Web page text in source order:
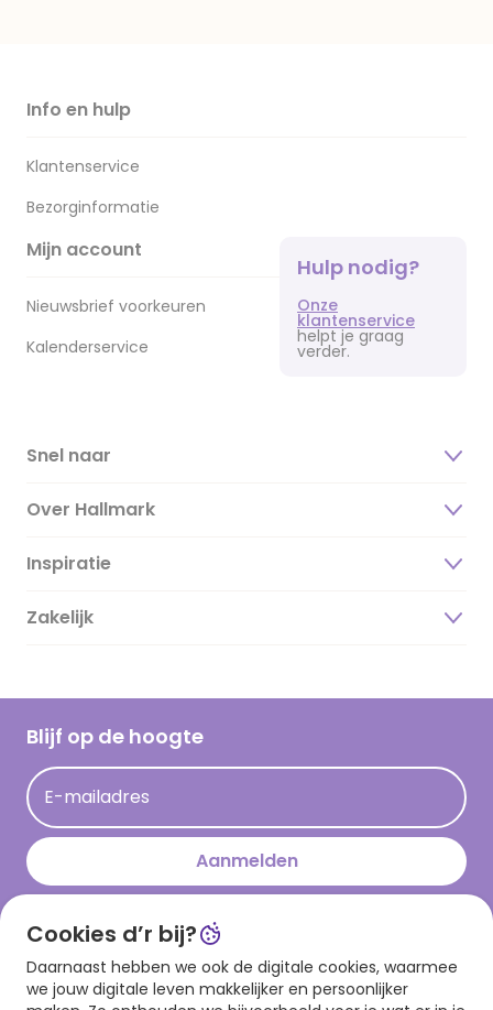
Info en hulp
Klantenservice
Bezorginformatie
Mijn account
Nieuwsbrief voorkeuren
Kalenderservice
Hulp nodig?
Onze
klantenservice
helpt je graag
verder.
Snel naar
Over Hallmark
Over ons
Duurzaamheid
Hallmark Kaartclub
Acties
Persberichten
Hallmark en Kinderpostzegels
Inspiratie
Magazine
Cadeau inspiratie
Kaartinspiratie
Zakelijk
Blijf op de hoogte
E-mailadres
Aanmelden
Download onze app
Cookies d’r bij?
Daarnaast hebben we ook de digitale cookies, waarmee
we jouw digitale leven makkelijker en persoonlijker